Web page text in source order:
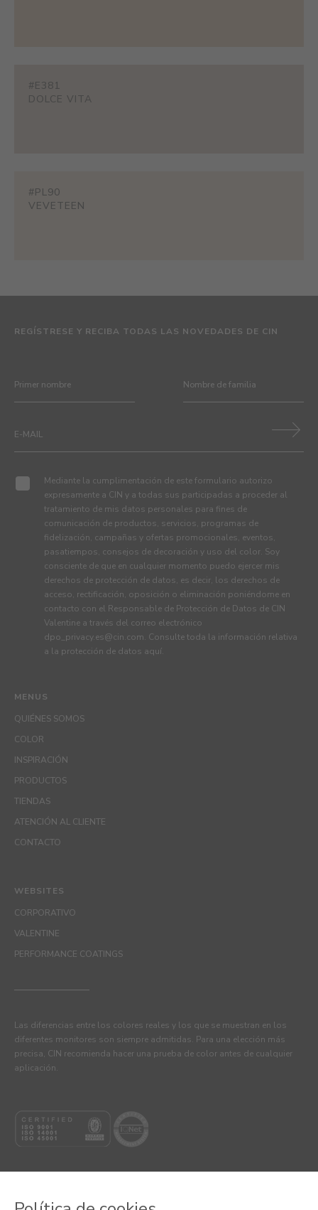
#E381
DOLCE VITA
#PL90
VEVETEEN
MENUS
QUIÉNES SOMOS
COLOR
INSPIRACIÓN
PRODUCTOS
TIENDAS
ATENCIÓN AL CLIENTE
CONTACTO
REGÍSTRESE Y RECIBA TODAS LAS NOVEDADES DE CIN
Mediante la cumplimentación de este formulario autorizo
expresamente a CIN y a todas sus participadas a proceder al
tratamiento de mis datos personales para fines de
comunicación de productos, servicios, programas de
fidelización, campañas y ofertas promocionales, eventos,
pasatiempos, consejos de decoración y uso del color. Soy
consciente de que en cualquier momento puedo ejercer mis
derechos de protección de datos, es decir, los derechos de
acceso, rectificación, oposición o eliminación poniéndome en
contacto con el Responsable de Protección de Datos de CIN
Valentine a través del correo electrónico
dpo_privacy.es@cin.com. Consulte toda la información relativa
a la protección de datos aquí.
WEBSITES
CORPORATIVO
VALENTINE
PERFORMANCE COATINGS
Las diferencias entre los colores reales y los que se muestran en los
diferentes monitores son siempre admitidas. Para una elección más
precisa, CIN recomienda hacer una prueba de color antes de cualquier
aplicación.